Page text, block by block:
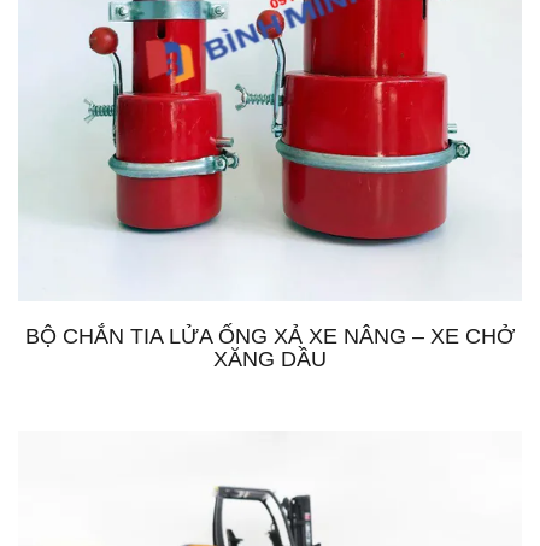
BỘ CHẮN TIA LỬA ỐNG XẢ XE NÂNG – XE CHỞ
XĂNG DẦU